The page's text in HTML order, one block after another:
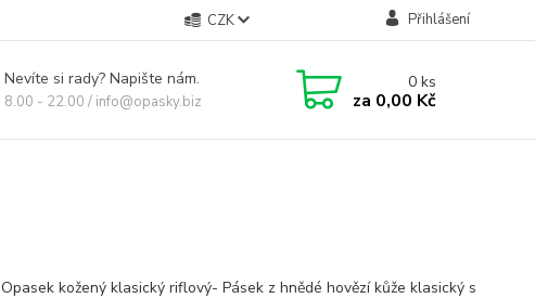
CZK Přihlášení
Nevíte si rady? Napište nám.
8.00 - 22.00 / info@opasky.biz
0ks
za 0,00 Kč
Opasek kožený klasický riflový- Pásek z hnědé hovězí kůže klasický s